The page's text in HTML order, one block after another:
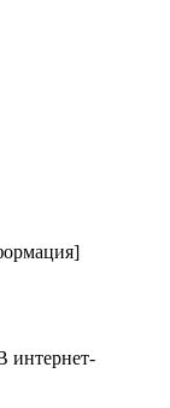
интернет-